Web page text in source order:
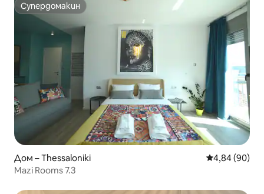
Супердомакин
Супердомакин
Дом – Thessaloniki Средна
4,84 (90)
Mazi Rooms 7.3